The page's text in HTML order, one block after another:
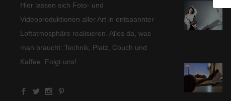
Hier lassen sich Foto- und
Videoproduktionen aller Art in entspannter
Loftatmosphäre realisieren. Alles da, was
man braucht: Technik, Platz, Couch und
Kaffee. Folgt uns!